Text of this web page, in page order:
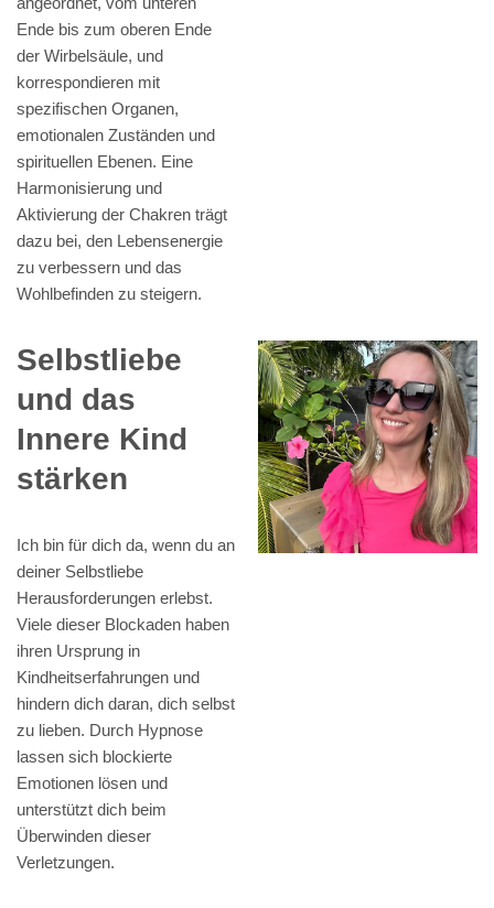
Ende bis zum oberen Ende
der Wirbelsäule, und
korrespondieren mit
spezifischen Organen,
emotionalen Zuständen und
spirituellen Ebenen. Eine
Harmonisierung und
Aktivierung der Chakren trägt
dazu bei, den Lebensenergie
zu verbessern und das
Wohlbefinden zu steigern.
Selbstliebe
und das
Innere Kind
stärken
Ich bin für dich da, wenn du an
deiner Selbstliebe
Herausforderungen erlebst.
Viele dieser Blockaden haben
ihren Ursprung in
Kindheitserfahrungen und
hindern dich daran, dich selbst
zu lieben. Durch Hypnose
lassen sich blockierte
Emotionen lösen und
unterstützt dich beim
Überwinden dieser
Verletzungen.